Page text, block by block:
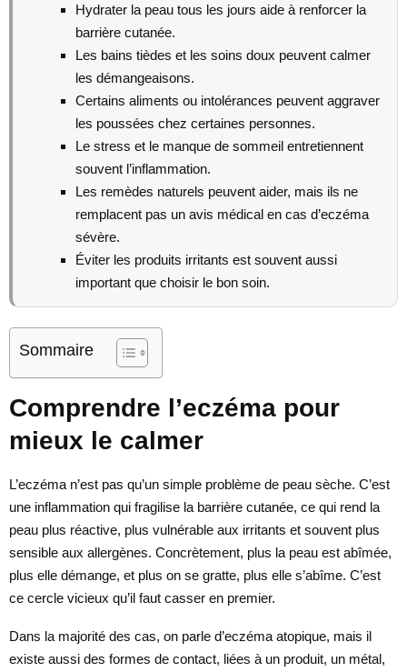
Hydrater la peau tous les jours aide à renforcer la
barrière cutanée.
Les bains tièdes et les soins doux peuvent calmer
les démangeaisons.
Certains aliments ou intolérances peuvent aggraver
les poussées chez certaines personnes.
Le stress et le manque de sommeil entretiennent
souvent l’inflammation.
Les remèdes naturels peuvent aider, mais ils ne
remplacent pas un avis médical en cas d’eczéma
sévère.
Éviter les produits irritants est souvent aussi
important que choisir le bon soin.
Sommaire
Comprendre l’eczéma pour
mieux le calmer
L’eczéma n’est pas qu’un simple problème de peau sèche. C’est
une inflammation qui fragilise la barrière cutanée, ce qui rend la
peau plus réactive, plus vulnérable aux irritants et souvent plus
sensible aux allergènes. Concrètement, plus la peau est abîmée,
plus elle démange, et plus on se gratte, plus elle s’abîme. C’est
ce cercle vicieux qu’il faut casser en premier.
Dans la majorité des cas, on parle d’eczéma atopique, mais il
existe aussi des formes de contact, liées à un produit, un métal,